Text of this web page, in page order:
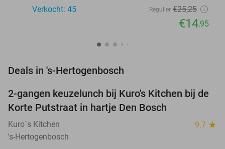
Verkocht: 45
Regulier €25,25
€14,95
Deals in 's-Hertogenbosch
41%
NEW
TODAY
2-gangen keuzelunch bij Kuro's Kitchen bij de
Korte Putstraat in hartje Den Bosch
Kuro´s Kitchen 9.7 star
's-Hertogenbosch